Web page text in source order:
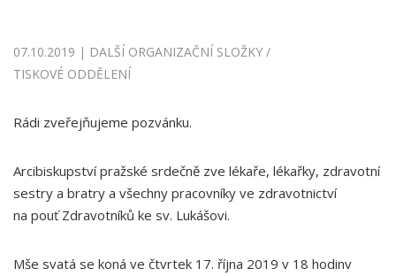
07.10.2019 | DALŠÍ ORGANIZAČNÍ SLOŽKY /
TISKOVÉ ODDĚLENÍ
Rádi zveřejňujeme pozvánku.
Arcibiskupství pražské srdečně zve lékaře, lékařky, zdravotní
sestry a bratry a všechny pracovníky ve zdravotnictví
na pouť Zdravotníků ke sv. Lukášovi.
Mše svatá se koná ve čtvrtek 17. října 2019 v 18 hodinv